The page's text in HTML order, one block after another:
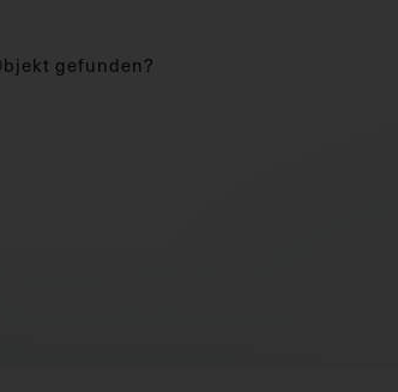
gefunden?